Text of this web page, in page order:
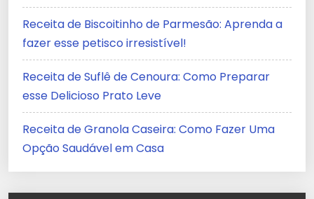
Receita de Biscoitinho de Parmesão: Aprenda a
fazer esse petisco irresistível!
Receita de Suflê de Cenoura: Como Preparar
esse Delicioso Prato Leve
Receita de Granola Caseira: Como Fazer Uma
Opção Saudável em Casa